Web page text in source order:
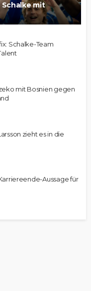
mit
Schalke-Team
mit Bosnien gegen
zieht es in die
Aussage für